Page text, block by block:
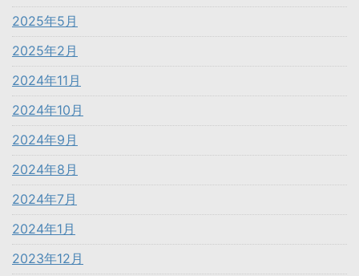
2025年5月
2025年2月
2024年11月
2024年10月
2024年9月
2024年8月
2024年7月
2024年1月
2023年12月